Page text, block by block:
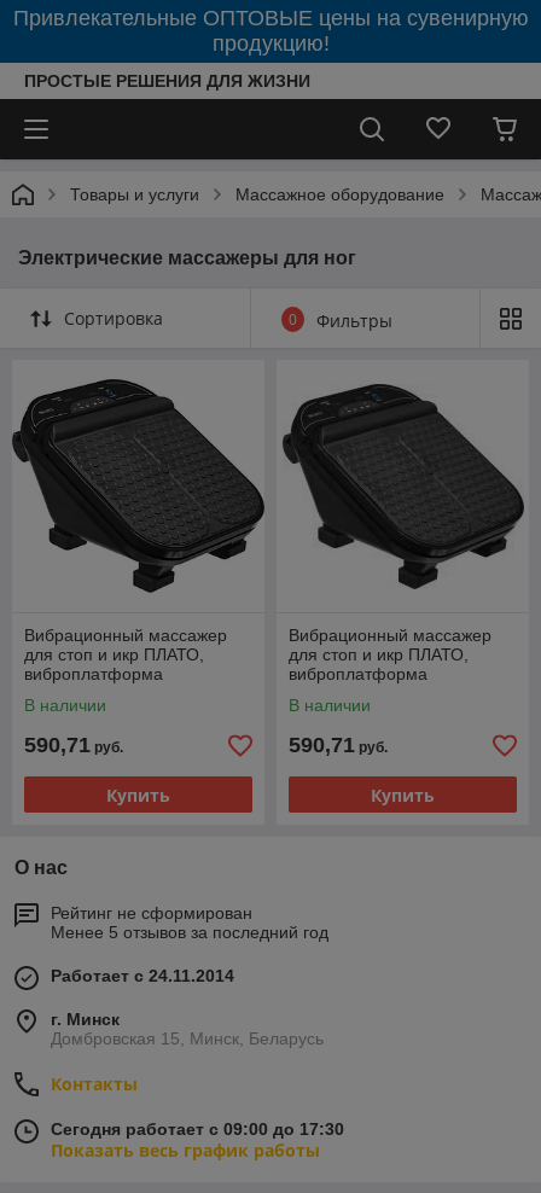
Привлекательные ОПТОВЫЕ цены на сувенирную
продукцию!
ПРОСТЫЕ РЕШЕНИЯ ДЛЯ ЖИЗНИ
Товары и услуги Массажное оборудование
Электрические массажеры для ног
Сортировка 0 Фильтры
Вибрационный массажер
для стоп и икр ПЛАТО,
виброплатформа
В наличии
590,71 руб.
Купить
Вибрационный массажер
для стоп и икр ПЛАТО,
виброплатформа
В наличии
590,71 руб.
Купить
О нас
Рейтинг не сформирован
Менее 5 отзывов за последний год
Работает с 24.11.2014
г. Минск
Домбровская 15, Минск, Беларусь
Контакты
Сегодня работает с 09:00 до 17:30
Показать весь график работы